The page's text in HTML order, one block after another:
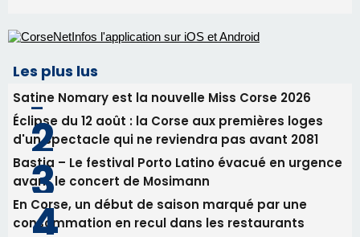
procession le 14 août
31/07/2026 08:24
Tennis - Début ce week-end du tournoi du
RCPV
31/07/2026 08:22
82ème anniversaire de la disparition du
Commandant Antoine de Saint Exupery